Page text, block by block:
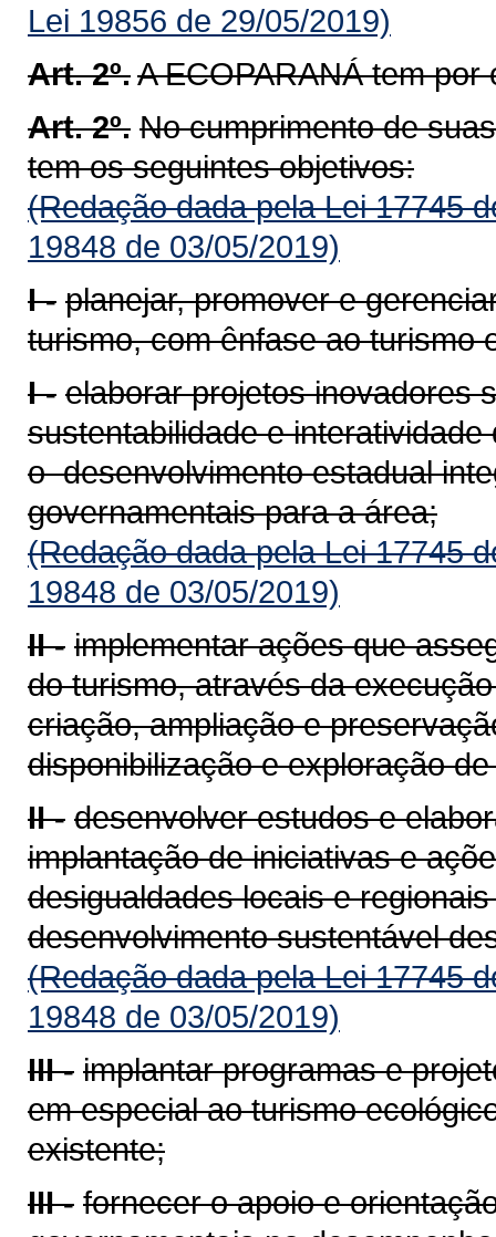
Lei 19856 de 29/05/2019)
Art. 2º.A ECOPARANÁ tem por
Art. 2º. No cumprimento de
tem os seguintes objetivos:
(Redação dada pela Lei 17745
19848 de 03/05/2019)
I - planejar, promover e
turismo, com ênfase ao turismo
I - elaborar projetos inovadores
sustentabilidade e
o desenvolvimento estadual
governamentais para a área;
(Redação dada pela Lei 17745
19848 de 03/05/2019)
II - implementar ações que
do turismo, através da
criação, ampliação e
disponibilização e exploração
II - desenvolver estudos e
implantação de iniciativas e
desigualdades locais e
desenvolvimento sustentável
(Redação dada pela Lei 17745
19848 de 03/05/2019)
III - implantar programas e
em especial ao turismo
existente;
III - fornecer o apoio e